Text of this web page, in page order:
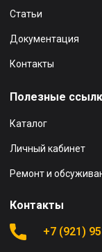
Статьи
Документация
Контакты
Полезные
Каталог
Личный кабинет
Ремонт и
Контакты
+7 (921)